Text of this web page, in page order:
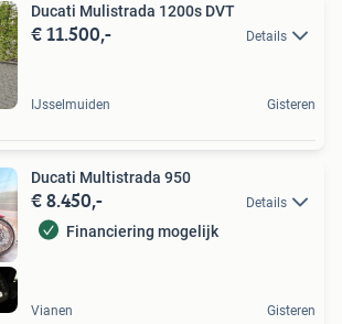
Ducati Mulistrada 1200s DVT
€ 11.500,- Details
IJsselmuiden Gisteren
Ducati Multistrada 950
€ 8.450,- Details
Financiering mogelijk
Vianen Gisteren